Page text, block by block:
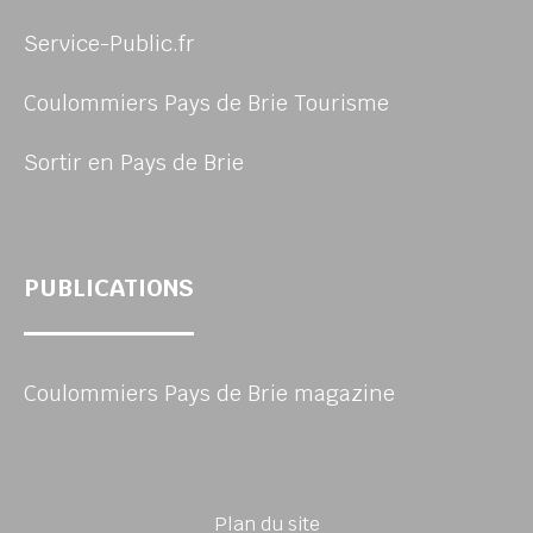
Service-Public.fr
Coulommiers Pays de Brie Tourisme
Sortir en Pays de Brie
PUBLICATIONS
Coulommiers Pays de Brie magazine
Plan du site